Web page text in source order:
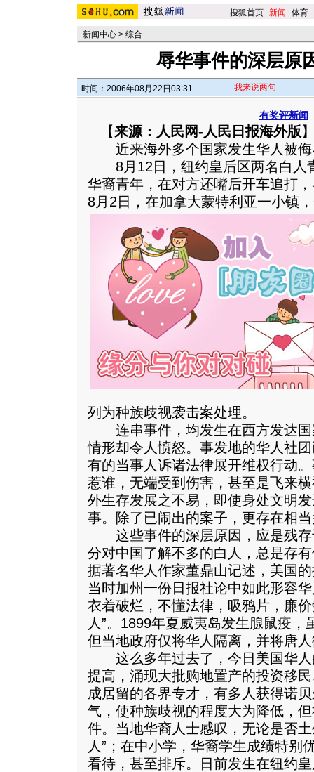
搜狐首页-新闻 -体育-
新闻中心 > 综合
辱华事件的深层原
时间：2006年08月22日03:31 我来说两句
有奖评新闻
【来源：人民网-人民日报海外版
近来海外多个国家发生华人被侮
8月12日，纽约皇后区两名白人
华裔青年，在对方还嘴后开车追打
8月2日，在加拿大蒙特利亚一小镇
列为种族歧视袭击案处理。
连串事件，均发生在西方发达国
情形却令人愤怒。事发地的华人社
有的当事人诉诸法律展开维权行动
惹谁，无端受到伤害，甚至是飞来
外生存发展之不易，即使身处文明
事。除了已闹出的案子，更存在相
这些事件的深层原因，应是残存
分对中国了解不多的白人，总是存
据著名华人作家董鼎山记述，美国
当时加州一份日报社论中如此形容
衣着破烂，不懂法律，吸鸦片，廉
人”。1899年夏威夷岛发生腺鼠疫
但当地政府仅将华人隔离，并将唐
这么多年过去了，今日美国华人
提高，涌现大批购地置产的投资移
成居留的各界专才，有多人获得诺
气，使种族歧视的程度大为降低，
件。当地华裔人士感叹，无论是否
人”；在中小学，华裔学生成绩特别
看待，甚至排斥。日前发生在纽约